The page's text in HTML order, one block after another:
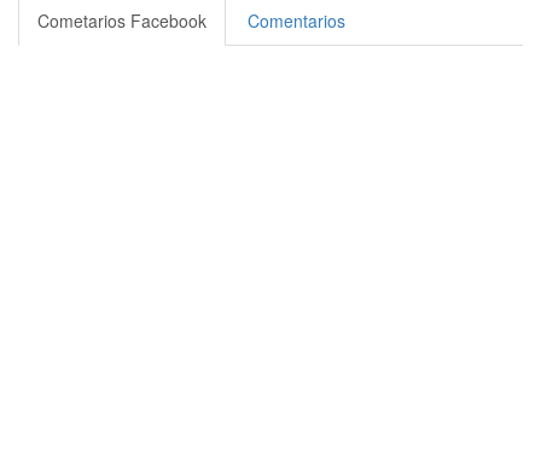
Compartir
Cometarios Facebook Comentarios